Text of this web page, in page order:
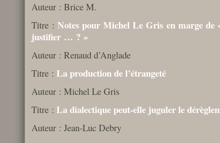
Auteur : Brice M.
Titre : Notes pour Michel Le Gris en marge de
justifier … ? »
Auteur : Renaud d’Anglade
Titre : La production de l’étrangeté
Auteur : Michel Le Gris
Titre : La dialectique peut-elle juguler le
Auteur : Jean-Luc Debry